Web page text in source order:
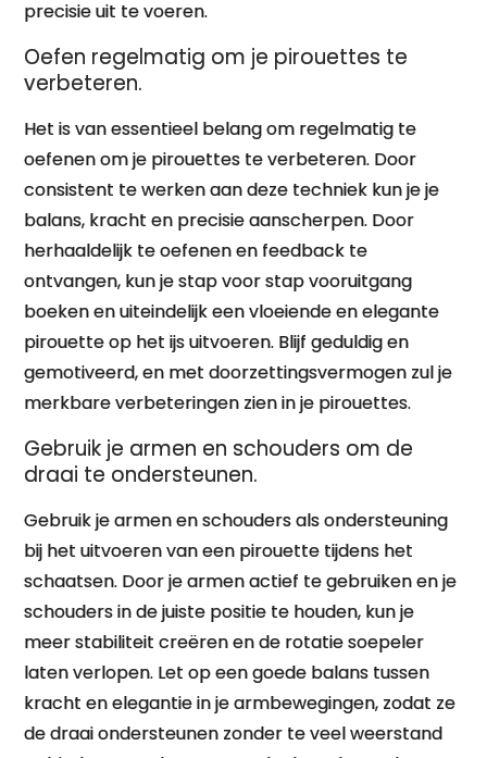
precisie uit te voeren.
Oefen regelmatig om je pirouettes te
verbeteren.
Het is van essentieel belang om regelmatig te
oefenen om je pirouettes te verbeteren. Door
consistent te werken aan deze techniek kun je je
balans, kracht en precisie aanscherpen. Door
herhaaldelijk te oefenen en feedback te
ontvangen, kun je stap voor stap vooruitgang
boeken en uiteindelijk een vloeiende en elegante
pirouette op het ijs uitvoeren. Blijf geduldig en
gemotiveerd, en met doorzettingsvermogen zul je
merkbare verbeteringen zien in je pirouettes.
Gebruik je armen en schouders om de
draai te ondersteunen.
Gebruik je armen en schouders als ondersteuning
bij het uitvoeren van een pirouette tijdens het
schaatsen. Door je armen actief te gebruiken en je
schouders in de juiste positie te houden, kun je
meer stabiliteit creëren en de rotatie soepeler
laten verlopen. Let op een goede balans tussen
kracht en elegantie in je armbewegingen, zodat ze
de draai ondersteunen zonder te veel weerstand